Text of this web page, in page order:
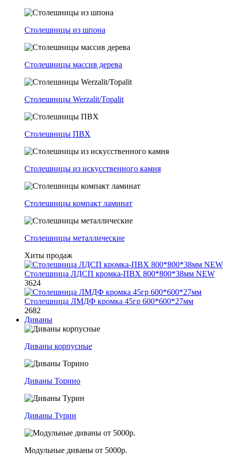
Столешницы из шпона
Столешницы массив дерева
Столешницы Werzalit/Topalit
Столешницы ПВХ
Столешницы из искусственного камня
Столешницы компакт ламинат
Столешницы металлические
Хиты продаж
Столешница ЛДСП кромка-ПВХ 800*800*38мм NEW
3624
Столешница ЛМДФ кромка 45гр 600*600*27мм
2682
Диваны
Диваны корпусные
Диваны Торино
Диваны Турин
Модульные диваны от 5000р.